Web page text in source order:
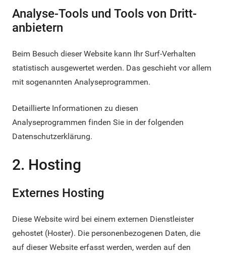
Analyse-Tools und Tools von Dritt­
anbietern
Beim Besuch dieser Website kann Ihr Surf-Verhalten
statistisch ausgewertet werden. Das geschieht vor allem
mit sogenannten Analyseprogrammen.
Detaillierte Informationen zu diesen
Analyseprogrammen finden Sie in der folgenden
Datenschutzerklärung.
2. Hosting
Externes Hosting
Diese Website wird bei einem externen Dienstleister
gehostet (Hoster). Die personenbezogenen Daten, die
auf dieser Website erfasst werden, werden auf den